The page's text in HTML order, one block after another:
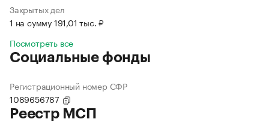
Закрытых дел
1 на сумму 191,01 тыс. ₽
Посмотреть все
Социальные фонды
Регистрационный номер СФР
1089656787
Реестр МСП